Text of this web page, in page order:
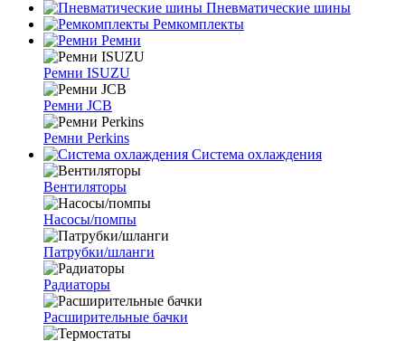
Пневматические шины
Ремкомплекты
Ремни
Ремни ISUZU
Ремни JCB
Ремни Perkins
Система охлаждения
Вентиляторы
Насосы/помпы
Патрубки/шланги
Радиаторы
Расширительные бачки